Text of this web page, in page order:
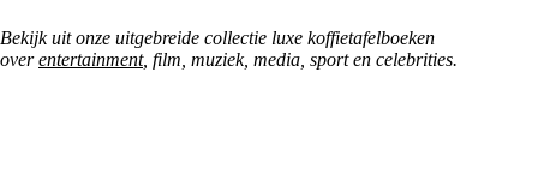
Bekijk uit onze uitgebreide collectie luxe koffietafelboeken
overentertainment, film, muziek, media, sport en celebrities.